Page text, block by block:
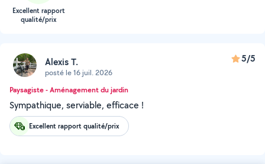
Excellent rapport
qualité/prix
Alexis T.
posté le 16 juil. 2026
5/5
Paysagiste - Aménagement du jardin
Sympathique, serviable, efficace !
Excellent rapport qualité/prix